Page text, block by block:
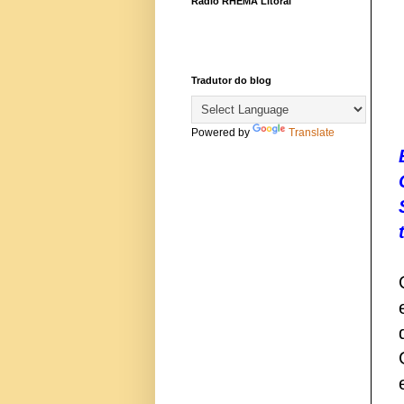
Tradutor do blog
Powered by Translate